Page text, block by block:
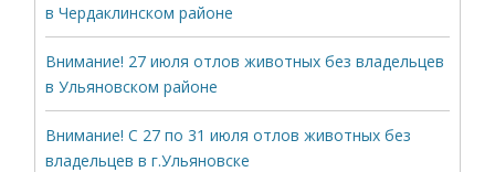
в Чердаклинском районе
Внимание! 27 июля отлов животных без владельцев
в Ульяновском районе
Внимание! С 27 по 31 июля отлов животных без
владельцев в г.Ульяновске